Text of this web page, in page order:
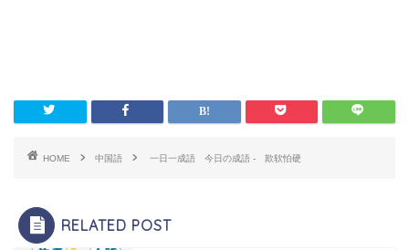
HOME 中国語 一日一成語 今日の成語 - 欺软怕硬
RELATED POST